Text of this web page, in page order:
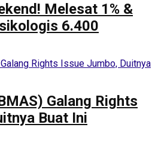
Melesat 1% &
6.400
Galang Rights
Buat Ini